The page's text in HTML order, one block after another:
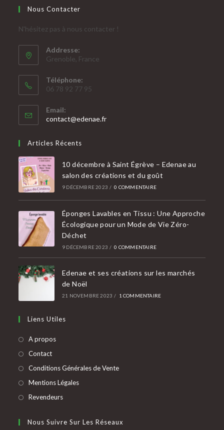
Nous Contacter
N'hésitez pas à nous contacter !
Addresse:
Grenoble, France
Téléphone:
06 78 92 77 95
Email:
contact@edenae.fr
Articles Récents
10 décembre à Saint Égrève – Edenae au
salon des créations et du goût
9 DÉCEMBRE 2023 / 0 COMMENTAIRE
Éponges Lavables en Tissu : Une Approche
Écologique pour un Mode de Vie Zéro-
Déchet
9 DÉCEMBRE 2023 / 0 COMMENTAIRE
Edenae et ses créations sur les marchés
de Noël
21 NOVEMBRE 2023 / 1 COMMENTAIRE
Liens Utiles
A propos
Contact
Conditions Générales de Vente
Mentions Légales
Revendeurs
Nous Suivre Sur Les Réseaux